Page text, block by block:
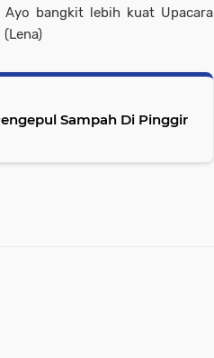
bangkit lebih kuat Upacara
Sampah Di Pinggir